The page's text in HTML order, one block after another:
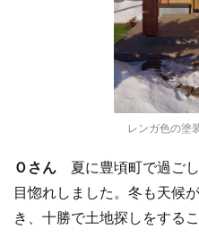
レンガ色の塗
Ｏさん 夏に豊頃町で過ご
目惚れしました。冬も天候
き、十勝で土地探しをする